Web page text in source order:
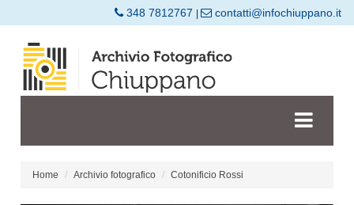
348 7812767 contatti@infochiuppano.it
Home Archivio fotografico Cotonificio Rossi